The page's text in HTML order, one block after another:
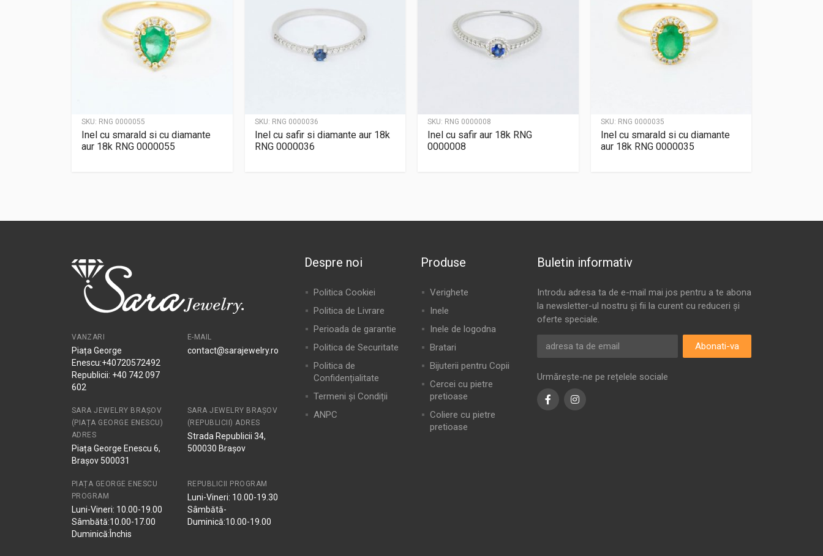
SKU: RNG 0000055
Inel cu smarald si cu diamante
aur 18k RNG 0000055
SKU: RNG 0000036
Inel cu safir si diamante aur 18k
RNG 0000036
SKU: RNG 0000008
Inel cu safir aur 18k RNG
0000008
SKU: RNG 0000035
Inel cu smarald si cu diamante
aur 18k RNG 0000035
VANZARI
Piața George
Enescu:+40720572492
Republicii: +40 742 097
602
E-MAIL
contact@sarajewelry.ro
SARA JEWELRY BRAȘOV
(PIAȚA GEORGE ENESCU)
ADRES
Piața George Enescu 6,
Brașov 500031
SARA JEWELRY BRAȘOV
(REPUBLICII) ADRES
Strada Republicii 34,
500030 Brașov
PIAȚA GEORGE ENESCU
PROGRAM
Luni-Vineri: 10.00-19.00
Sâmbătă:10.00-17.00
Duminică:Închis
REPUBLICII PROGRAM
Luni-Vineri: 10.00-19.30
Sâmbătă-
Duminică:10.00-19.00
Despre noi
Politica Cookiei
Politica de Livrare
Perioada de garantie
Politica de Securitate
Politica de
Confidențialitate
Termeni și Condiții
ANPC
Produse
Verighete
Inele
Inele de logodna
Bratari
Bijuterii pentru Copii
Cercei cu pietre
pretioase
Coliere cu pietre
pretioase
Buletin informativ
Introdu adresa ta de e-mail mai jos pentru a te abona
la newsletter-ul nostru și fii la curent cu reduceri și
oferte speciale.
Abonati-va
Urmărește-ne pe rețelele sociale
FacebookInstagram